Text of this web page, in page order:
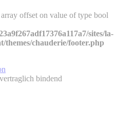
offset on value of type bool
sites/la-
themes/chauderie/footer.php
bindend